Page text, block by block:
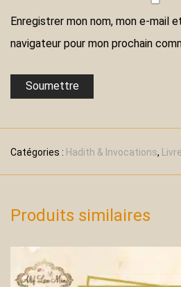
Enregistrer mon nom, mon e-mail
navigateur pour mon prochain
Catégories : Hadith & Invocations,
Produits similaires